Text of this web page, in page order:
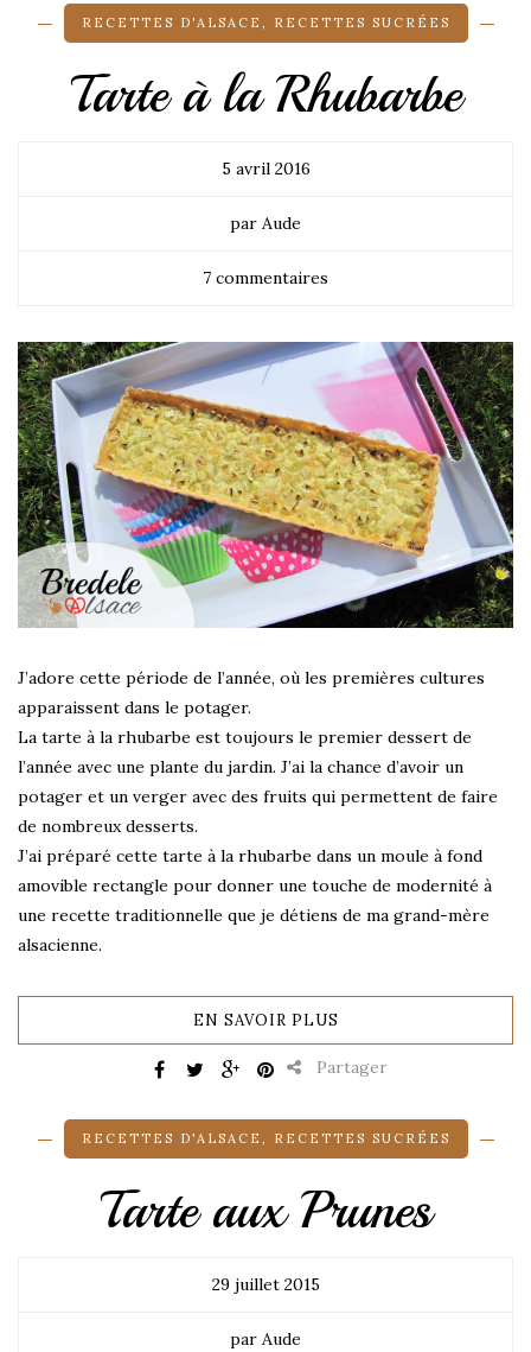
RECETTES D'ALSACE RECETTES SUCRÉES
Tarte à la Rhubarbe
5 avril 2016
par Aude
7 commentaires
J’adore cette période de l’année, où les premières cultures
apparaissent dans le potager.
La tarte à la rhubarbe est toujours le premier dessert de
l’année avec une plante du jardin. J’ai la chance d’avoir un
potager et un verger avec des fruits qui permettent de faire
de nombreux desserts.
J’ai préparé cette tarte à la rhubarbe dans un moule à fond
amovible rectangle pour donner une touche de modernité à
une recette traditionnelle que je détiens de ma grand-mère
alsacienne.
EN SAVOIR PLUS
Partager
RECETTES D'ALSACE , RECETTES SUCRÉES
Tarte aux Prunes
29 juillet 2015
par Aude